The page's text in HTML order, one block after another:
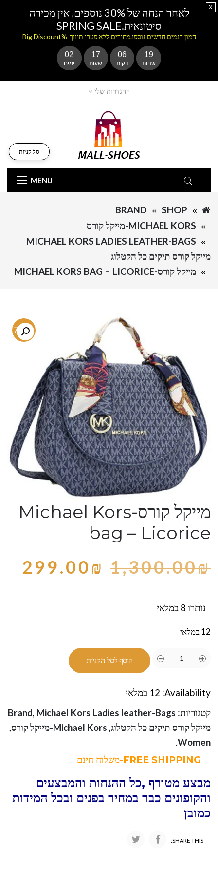
ההגדרות שלי
MENU
סל קניות
SHOP
BRAND
MICHAEL KORS-מייקל קורס
MICHAEL KORS LADIES LEATHER-BAGS
מייקל קורס תיקים כל הקטלוג
מייקל קורס-MICHAEL KORS BAG – LICORICE
-77%
מייקל קורס-Michael Kors
bag – Licorice
1,300.00₪
299.00₪
נותרו 8 במלאי
12 במלאי
הוסף לסל הקניות
Availability: 12 במלאי
קטגוריות:
Brand, Michael Kors Ladies leather-Bags
מייקל קורס תיקים כל הקטלוג, Michael Kors-מייקל קורס
,
Women
.
מבצע מטורף ,כל ההנחות והמבצעים
והקופונים כבר במחיר בפנים ובכל המידות
כמובן
SHARE THIS:
לאחר הנחה של 30% נוספים, אין מכירה
סיטונאית.SPRING SALE
המון דגמים חדשים נוספו.מחירים ללא פערי תיווך-%Big Discount
02
ימים
17
שעות
06
דקות
19
שניות
x